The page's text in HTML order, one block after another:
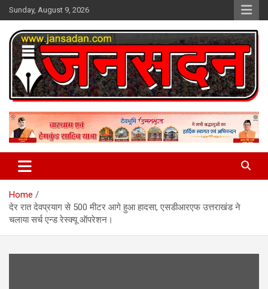
Skip
to
content
Sunday, August 9, 2026
Jan Sadan
Home
देर रात देवप्रयाग से 500 मीटर आगे हुआ हादसा, एसडीआरएफ उत्तराखंड ने
चलाया सर्च एन्ड रेस्क्यू ऑपरेशन।